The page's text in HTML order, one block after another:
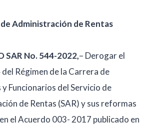
Administración de Rentas
SAR No. 544-2022,– Derogar el
Régimen de la Carrera de
y Funcionarios del Servicio de
de Rentas (SAR) y sus reformas
el Acuerdo 003- 2017 publicado en